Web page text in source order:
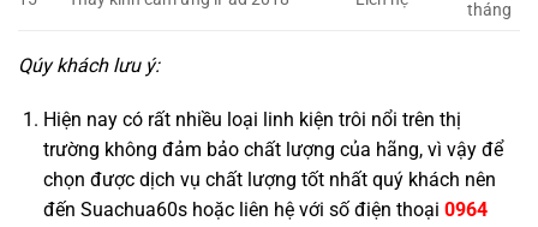
tháng
Qúy khách lưu ý:
Hiện nay có rất nhiều loại linh kiện trôi nổi trên thị
trường không đảm bảo chất lượng của hãng, vì vậy để
chọn được dịch vụ chất lượng tốt nhất quý khách nên
đến Suachua60s hoặc liên hệ với số điện thoại 0964